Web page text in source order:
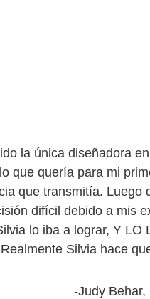
la única diseñadora
que quería para mi
que transmitía.
difícil debido a mis
lo iba a lograr, Y
Silvia hace
-Judy Behar,